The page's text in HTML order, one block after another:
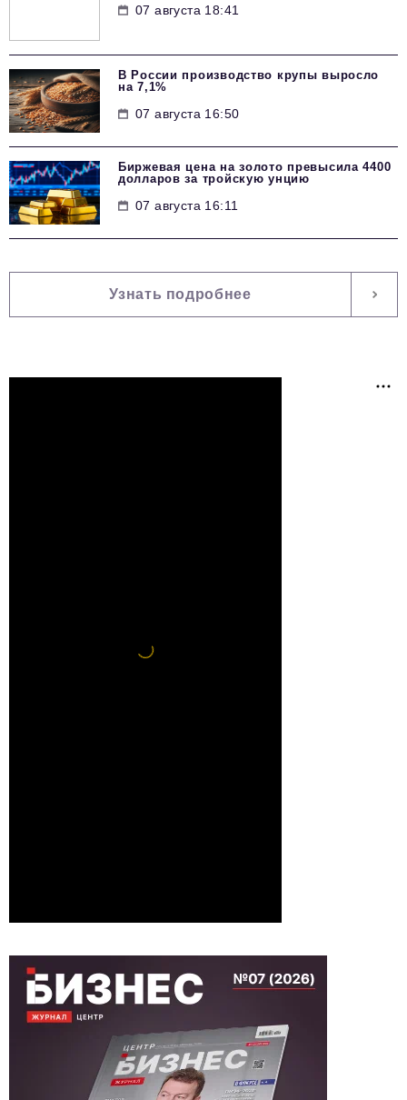
07 августа 18:41
В России производство крупы выросло
на 7,1%
07 августа 16:50
Биржевая цена на золото превысила 4400
долларов за тройскую унцию
07 августа 16:11
Узнать подробнее